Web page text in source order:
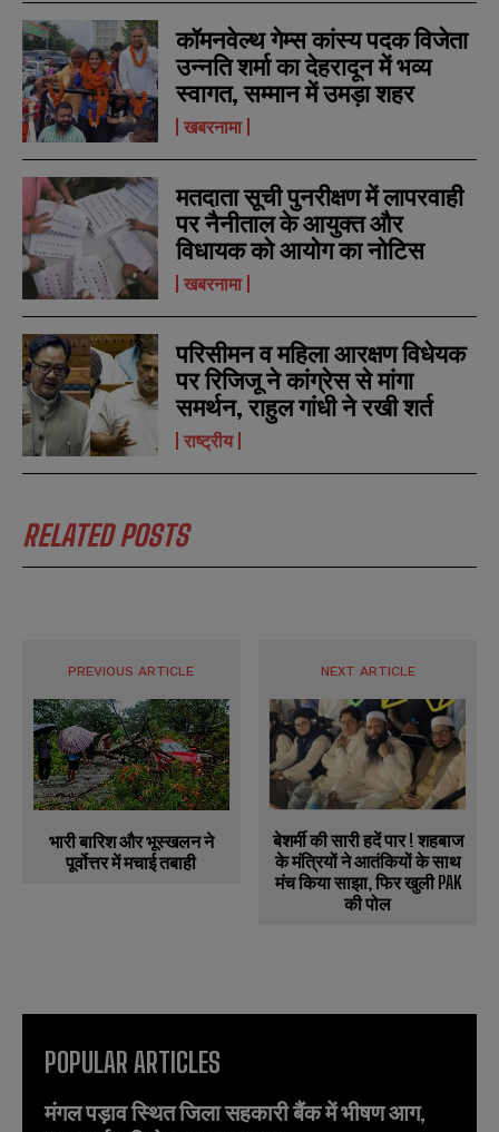
l
*
u
m
b
e
r
SUBMIT
l
*
u
m
b
e
r
SUBMIT
कॉमनवेल्थ गेम्स कांस्य पदक विजेता
उन्नति शर्मा का देहरादून में भव्य
स्वागत, सम्मान में उमड़ा शहर
खबरनामा
मतदाता सूची पुनरीक्षण में लापरवाही
पर नैनीताल के आयुक्त और
विधायक को आयोग का नोटिस
खबरनामा
परिसीमन व महिला आरक्षण विधेयक
पर रिजिजू ने कांग्रेस से मांगा
समर्थन, राहुल गांधी ने रखी शर्त
राष्ट्रीय
RELATED POSTS
PREVIOUS ARTICLE
भारी बारिश और भूस्खलन ने
पूर्वोत्तर में मचाई तबाही
NEXT ARTICLE
बेशर्मी की सारी हदें पार ! शहबाज
के मंत्रियों ने आतंकियों के साथ
मंच किया साझा, फिर खुली PAK
की पोल
POPULAR ARTICLES
मंगल पड़ाव स्थित जिला सहकारी बैंक में भीषण आग,